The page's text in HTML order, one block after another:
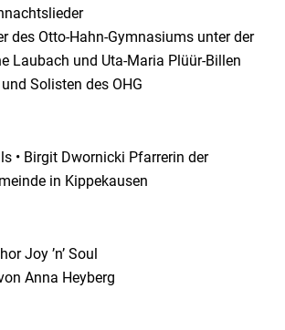
des Otto-Hahn-Gymnasiums unter der
Laubach und Uta-Maria Plüür-Billen
Solisten des OHG
• Birgit Dwornicki Pfarrerin der
in Kippekausen
Joy ’n’ Soul
Anna Heyberg